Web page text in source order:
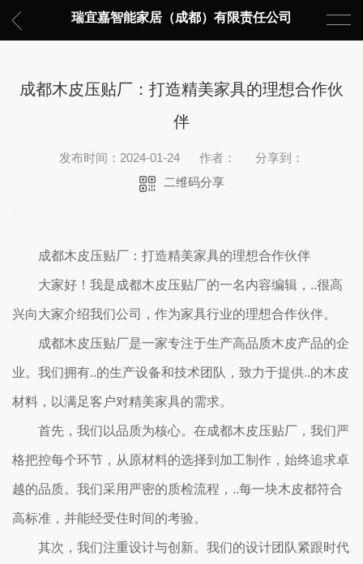
瑞宜嘉智能家居（成都）有限责任公司
成都木皮压贴厂：打造精美家具的理想合作伙
伴
发布时间：2024-01-24 作者：
分享到：
二维码分享
成都木皮压贴厂：打造精美家具的理想合作伙伴
大家好！我是成都木皮压贴厂的一名内容编辑，..很高
兴向大家介绍我们公司，作为家具行业的理想合作伙伴。
成都木皮压贴厂是一家专注于生产高品质木皮产品的企
业。我们拥有..的生产设备和技术团队，致力于提供..的木皮
材料，以满足客户对精美家具的需求。
首先，我们以品质为核心。在成都木皮压贴厂，我们严
格把控每个环节，从原材料的选择到加工制作，始终追求卓
越的品质。我们采用严密的质检流程，..每一块木皮都符合
高标准，并能经受住时间的考验。
其次，我们注重设计与创新。我们的设计团队紧跟时代